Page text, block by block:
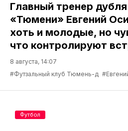
Главный тренер
«Тюмени» Евгений
хоть и молодые, но
что контролируют
8 августа, 14:07
#Футзальный клуб Тюмень-д
Футбол